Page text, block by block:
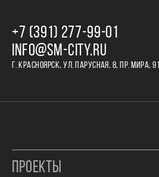
+7 (391) 277‒99‒01
INFO@SM-CITY.RU
Г. КРАСНОЯРСК, УЛ. ПАРУСНАЯ, 8, ПР. МИРА, 91
ПРОЕКТЫ